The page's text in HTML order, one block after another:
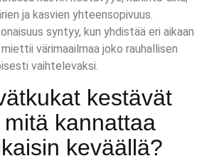
ja kasvien yhteensopivuus.
syntyy, kun yhdistää eri aikaan
värimaailmaa joko rauhallisen
vaihtelevaksi.
kestävät
kannattaa
keväällä?